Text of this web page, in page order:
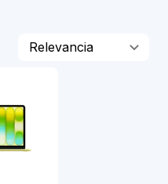
Relevancia